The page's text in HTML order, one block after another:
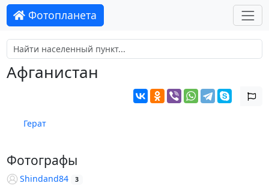
Фотопланета
Афганистан
Герат
Фотографы
Shindand84 3